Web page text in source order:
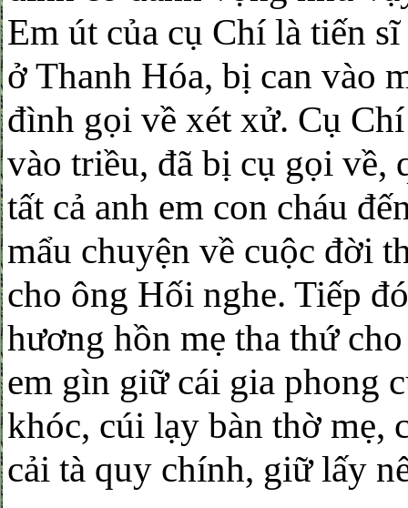
Em út của cụ Chí là tiến
ở Thanh Hóa, bị can vào
đình gọi về xét xử. Cụ
vào triều, đã bị cụ gọi về,
tất cả anh em con cháu
mẩu chuyện về cuộc đời
cho ông Hối nghe. Tiếp
hương hồn mẹ tha thứ
em gìn giữ cái gia phong
khóc, cúi lạy bàn thờ mẹ,
cải tà quy chính, giữ lấy